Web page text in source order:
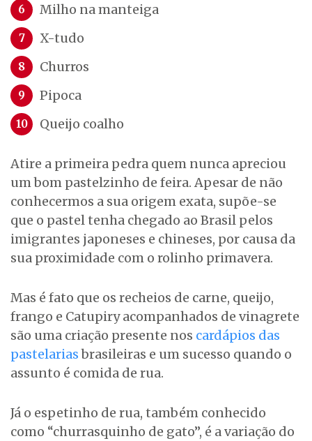
Milho na manteiga
X-tudo
Churros
Pipoca
Queijo coalho
Atire a primeira pedra quem nunca apreciou
um bom pastelzinho de feira. Apesar de não
conhecermos a sua origem exata, supõe-se
que o pastel tenha chegado ao Brasil pelos
imigrantes japoneses e chineses, por causa da
sua proximidade com o rolinho primavera.
Mas é fato que os recheios de carne, queijo,
frango e Catupiry acompanhados de vinagrete
são uma criação presente nos cardápios das
pastelariasbrasileiras e um sucesso quando o
assunto é comida de rua.
Já o espetinho de rua, também conhecido
como “churrasquinho de gato”, é a variação do